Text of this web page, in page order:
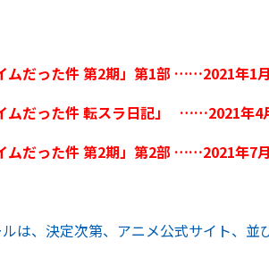
ムだった件第2期」第1部 ……2021年1
ムだった件転スラ日記」 ……2021年4
ムだった件第2期」第2部 ……2021年7
は、決定次第、アニメ公式サイト、並